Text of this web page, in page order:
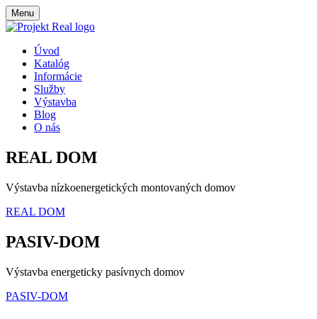
Menu
Úvod
Katalóg
Informácie
Služby
Výstavba
Blog
O nás
REAL DOM
Výstavba nízkoenergetických montovaných domov
REAL DOM
PASIV-DOM
Výstavba energeticky pasívnych domov
PASIV-DOM